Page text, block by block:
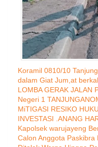
Koramil 0810/10
dalam Giat Jum,at
LOMBA GERAK JALAN
Negeri 1
MiTIGASI RESIKO
INVESTASI .ANANG
Kapolsek warujayeng
Calon Anggota Paskibra